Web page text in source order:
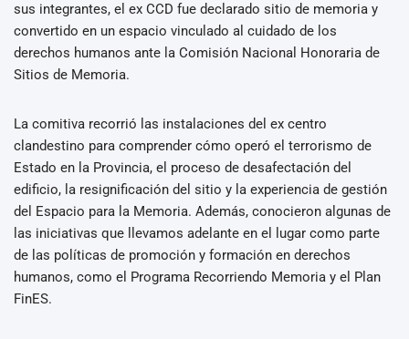
sus integrantes, el ex CCD fue declarado sitio de memoria y
convertido en un espacio vinculado al cuidado de los
derechos humanos ante la Comisión Nacional Honoraria de
Sitios de Memoria.
La comitiva recorrió las instalaciones del ex centro
clandestino para comprender cómo operó el terrorismo de
Estado en la Provincia, el proceso de desafectación del
edificio, la resignificación del sitio y la experiencia de gestión
del Espacio para la Memoria. Además, conocieron algunas de
las iniciativas que llevamos adelante en el lugar como parte
de las políticas de promoción y formación en derechos
humanos, como el Programa Recorriendo Memoria y el Plan
FinES.